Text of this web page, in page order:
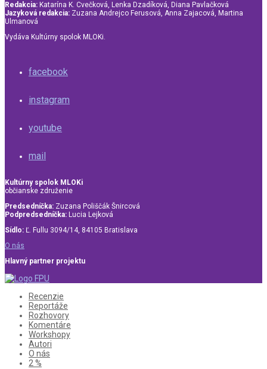
Redakcia: Katarína K. Cvečková, Lenka Dzadíková, Diana Pavlačková
Jazyková redakcia: Zuzana Andrejco Ferusová, Anna Zajacová, Martina
Ulmanová
Vydáva Kultúrny spolok MLOKi.
facebook
instagram
youtube
mail
Kultúrny spolok MLOKi
občianske združenie
Predsedníčka: Zuzana Poliščák Šnircová
Podpredsedníčka: Lucia Lejková
Sídlo: Ľ. Fullu 3094/14, 84105 Bratislava
O nás
Hlavný partner projektu
Recenzie
Reportáže
Rozhovory
Komentáre
Workshopy
Autori
O nás
2 %